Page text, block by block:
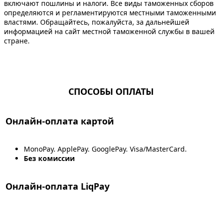
включают пошлины и налоги. Все виды таможенных сборов
определяются и регламентируются местными таможенными
властями. Обращайтесь, пожалуйста, за дальнейшей
информацией на сайт местной таможенной службы в вашей
стране.
СПОСОБЫ ОПЛАТЫ
Онлайн-оплата картой
MonoPay. ApplePay. GooglePay. Visa/MasterCard.
Без комиссии
Онлайн-оплата LiqPay